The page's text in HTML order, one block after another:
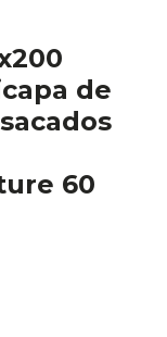
de
60